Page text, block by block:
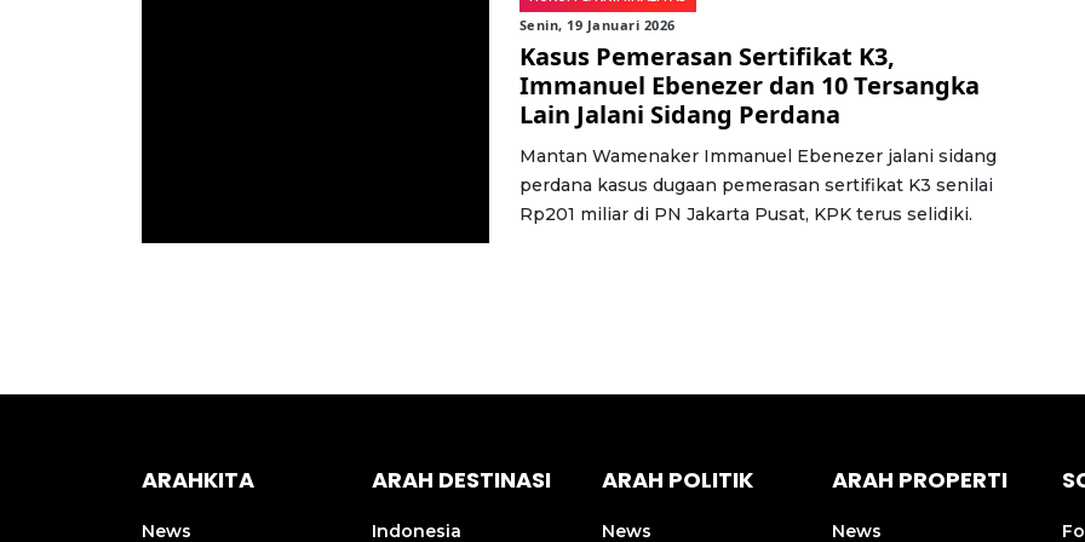
Senin, 19 Januari 2026
Kasus Pemerasan Sertifikat K3,
Immanuel Ebenezer dan 10 Tersangka
Lain Jalani Sidang Perdana
Mantan Wamenaker Immanuel Ebenezer jalani sidang
perdana kasus dugaan pemerasan sertifikat K3 senilai
Rp201 miliar di PN Jakarta Pusat, KPK terus selidiki.
ARAHKITA
News
ARAH DESTINASI
Indonesia
ARAH POLITIK
News
ARAH PROPERTI
News